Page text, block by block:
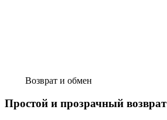
Возврат и обмен
Простой и прозрачный возврат